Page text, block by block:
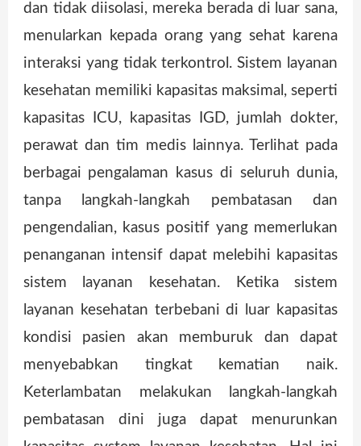
dan tidak diisolasi, mereka berada di luar sana,
menularkan kepada orang yang sehat karena
interaksi yang tidak terkontrol. Sistem layanan
kesehatan memiliki kapasitas maksimal, seperti
kapasitas ICU, kapasitas IGD, jumlah dokter,
perawat dan tim medis lainnya. Terlihat pada
berbagai pengalaman kasus di seluruh dunia,
tanpa langkah-langkah pembatasan dan
pengendalian, kasus positif yang memerlukan
penanganan intensif dapat melebihi kapasitas
sistem layanan kesehatan. Ketika sistem
layanan kesehatan terbebani di luar kapasitas
kondisi pasien akan memburuk dan dapat
menyebabkan tingkat kematian naik.
Keterlambatan melakukan langkah-langkah
pembatasan dini juga dapat menurunkan